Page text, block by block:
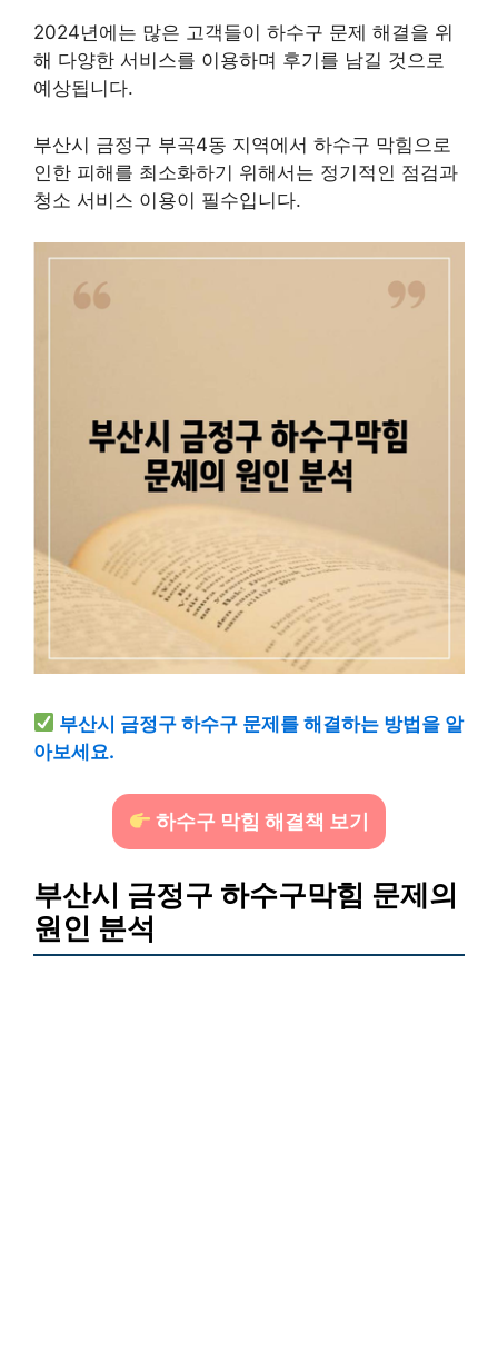
2024년에는 많은 고객들이 하수구 문제 해결을 위
해 다양한 서비스를 이용하며 후기를 남길 것으로
예상됩니다.
부산시 금정구 부곡4동 지역에서 하수구 막힘으로
인한 피해를 최소화하기 위해서는 정기적인 점검과
청소 서비스 이용이 필수입니다.
부산시 금정구 하수구 문제를 해결하는 방법을 알
아보세요.
하수구 막힘 해결책 보기
부산시 금정구 하수구막힘 문제의
원인 분석